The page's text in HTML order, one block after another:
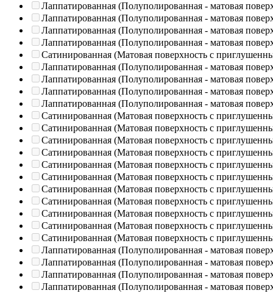
Лаппатированная (Полуполированная - матовая
Лаппатированная (Полуполированная - матовая
Лаппатированная (Полуполированная - матовая
Лаппатированная (Полуполированная - матовая
Сатинированная (Матовая поверхность с
Лаппатированная (Полуполированная - матовая
Лаппатированная (Полуполированная - матовая
Лаппатированная (Полуполированная - матовая
Лаппатированная (Полуполированная - матовая
Сатинированная (Матовая поверхность с
Сатинированная (Матовая поверхность с
Сатинированная (Матовая поверхность с
Сатинированная (Матовая поверхность с
Сатинированная (Матовая поверхность с
Сатинированная (Матовая поверхность с
Сатинированная (Матовая поверхность с
Сатинированная (Матовая поверхность с
Сатинированная (Матовая поверхность с
Сатинированная (Матовая поверхность с
Сатинированная (Матовая поверхность с
Лаппатированная (Полуполированная - матовая
Лаппатированная (Полуполированная - матовая
Лаппатированная (Полуполированная - матовая
Лаппатированная (Полуполированная - матовая